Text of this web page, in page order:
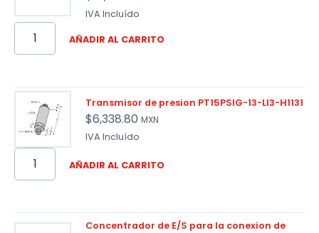
IVA Incluído
AÑADIR AL CARRITO
Transmisor de presion PT15PSIG-13-LI3-H1131
$6,338.80 MXN
IVA Incluído
AÑADIR AL CARRITO
Concentrador de E/S para la conexion de